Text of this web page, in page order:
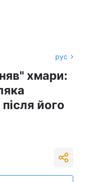
рус
хмари:
його